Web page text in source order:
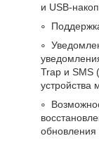
и USB-
Trap и SMS
устройства